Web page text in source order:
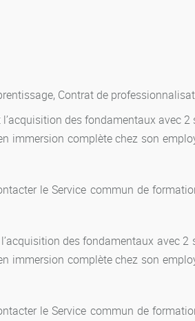
chaque semestre. La note
d’une valeur en crédits
pondérée supérieure ou égale
européens correspondants. Si les
les notes obtenues à ces
formations sélectives et relève de
Contrat de
des fondamentaux avec
immersion complète chez son
le Service commun de
des fondamentaux avec
immersion complète chez son
le Service commun de